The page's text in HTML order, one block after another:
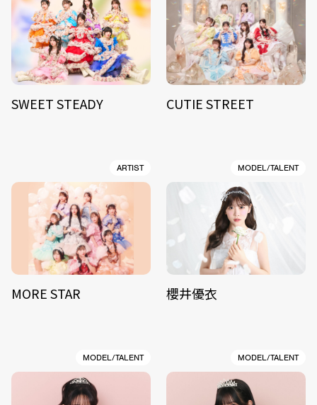
SWEET STEADY CUTIE STREET
ARTIST
MORE STAR
MODEL/TALENT
櫻井優衣
MODEL/TALENT MODEL/TALENT